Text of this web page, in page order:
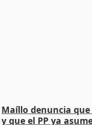
Maíllo denuncia
y que el PP ya